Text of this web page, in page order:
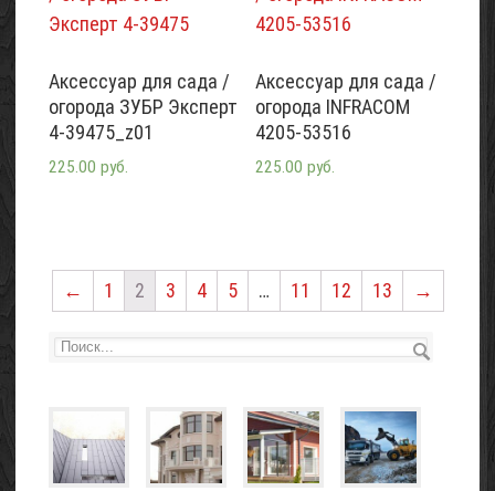
Аксессуар для сада /
огорода ЗУБР Эксперт
4-39475_z01
225.00 руб.
Аксессуар для сада /
огорода INFRACOM
4205-53516
225.00 руб.
← 1 2 3 4 5 … 11 12 13 →